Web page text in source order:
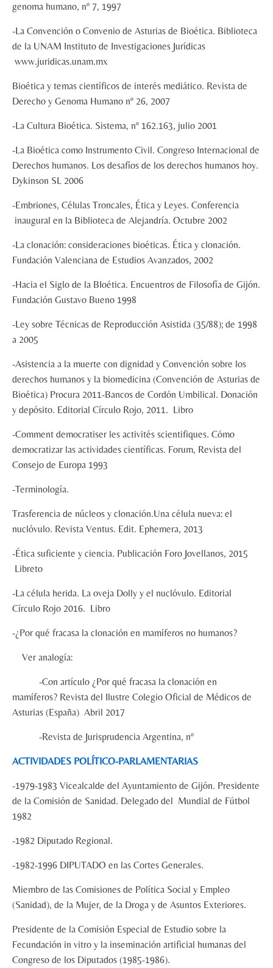
genoma humano, nº 7, 1997
-La Convención o Convenio de Asturias de Bioética. Biblioteca
de la UNAM Instituto de Investigaciones Jurídicas
www.juridicas.unam.mx
Bioética y temas científicos de interés mediático. Revista de
Derecho y Genoma Humano nº 26, 2007
-La Cultura Bioética. Sistema, nº 162.163, julio 2001
-La Bioética como Instrumento Civil. Congreso Internacional de
Derechos humanos. Los desafíos de los derechos humanos hoy.
Dykinson SL 2006
-Embriones, Células Troncales, Ética y Leyes. Conferencia
inaugural en la Biblioteca de Alejandría. Octubre 2002
-La clonación: consideraciones bioéticas. Ética y clonación.
Fundación Valenciana de Estudios Avanzados, 2002
-Hacia el Siglo de la BIoética. Encuentros de Filosofía de Gijón.
Fundación Gustavo Bueno 1998
-Ley sobre Técnicas de Reproducción Asistida (35/88); de 1998
a 2005
-Asistencia a la muerte con dignidad y Convención sobre los
derechos humanos y la biomedicina (Convención de Asturias de
Bioética) Procura 2011-Bancos de Cordón Umbilical. Donación
y depósito. Editorial Círculo Rojo, 2011. Libro
-Comment democratiser les activités scientifiques. Cómo
democratizar las actividades científicas. Forum, Revista del
Consejo de Europa 1993
-Terminología.
Trasferencia de núcleos y clonación.Una célula nueva: el
nuclóvulo. Revista Ventus. Edit. Ephemera, 2013
-Ética suficiente y ciencia. Publicación Foro Jovellanos, 2015
Libreto
-La célula herida. La oveja Dolly y el nuclóvulo. Editorial
Círculo Rojo 2016. Libro
-¿Por qué fracasa la clonación en mamíferos no humanos?
Ver analogía:
-Con artículo ¿Por qué fracasa la clonación en
mamíferos? Revista del Ilustre Colegio Oficial de Médicos de
Asturias (España) Abril 2017
-Revista de Jurisprudencia Argentina, nº
ACTIVIDADES POLÍTICO-PARLAMENTARIAS
-1979-1983 Vicealcalde del Ayuntamiento de Gijón. Presidente
de la Comisión de Sanidad. Delegado del Mundial de Fútbol
1982
-1982 Diputado Regional.
-1982-1996 DIPUTADO en las Cortes Generales.
Miembro de las Comisiones de Política Social y Empleo
(Sanidad), de la Mujer, de la Droga y de Asuntos Exteriores.
Presidente de la Comisión Especial de Estudio sobre la
Fecundación in vitro y la inseminación artificial humanas del
Congreso de los Diputados (1985-1986).